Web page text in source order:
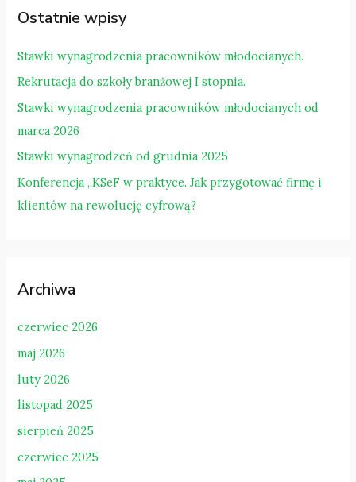
a
d
l
a
Ostatnie wpisy
Stawki wynagrodzenia pracowników młodocianych.
Rekrutacja do szkoły branżowej I stopnia.
Stawki wynagrodzenia pracowników młodocianych od
marca 2026
Stawki wynagrodzeń od grudnia 2025
Konferencja „KSeF w praktyce. Jak przygotować firmę i
klientów na rewolucję cyfrową?
Archiwa
czerwiec 2026
maj 2026
luty 2026
listopad 2025
sierpień 2025
czerwiec 2025